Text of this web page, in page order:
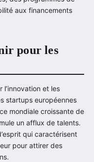
aux financements
pour les
l’innovation et les
startups européennes
mondiale croissante de
un afflux de talents.
qui caractérisent
pour attirer des